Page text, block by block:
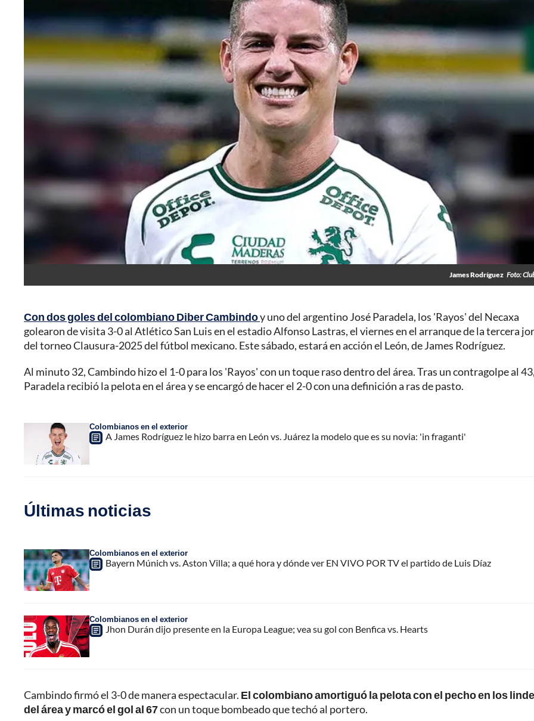
James Rodríguez Foto:
Con dos goles del colombiano Diber Cambindoy uno del argentino José Paradela, los 'Rayos' del Necaxa
golearon de visita 3-0 al Atlético San Luis en el estadio Alfonso Lastras, el viernes en el arranque de la tercera
del torneo Clausura-2025 del fútbol mexicano. Este sábado, estará en acción el León, de James Rodríguez.
Al minuto 32, Cambindo hizo el 1-0 para los 'Rayos' con un toque raso dentro del área. Tras un contragolpe al 43,
Paradela recibió la pelota en el área y se encargó de hacer el 2-0 con una definición a ras de pasto.
Colombianos en el exterior
A James Rodríguez le hizo barra en León vs. Juárez la modelo que es su novia: 'in fraganti'
Últimas noticias
Colombianos en el exterior
Bayern Múnich vs. Aston Villa; a qué hora y dónde ver EN VIVO POR TV el partido de Luis Díaz
Colombianos en el exterior
Jhon Durán dijo presente en la Europa League; vea su gol con Benfica vs. Hearts
Cambindo firmó el 3-0 de manera espectacular. El colombiano amortiguó la pelota con el pecho en los
del área y marcó el gol al 67con un toque bombeado que techó al portero.